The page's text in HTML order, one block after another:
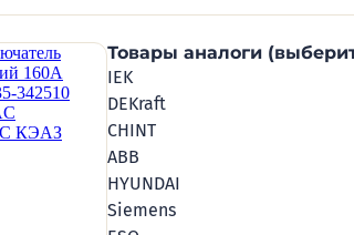
Товары аналоги
IEK
DEKraft
CHINT
ABB
HYUNDAI
Siemens